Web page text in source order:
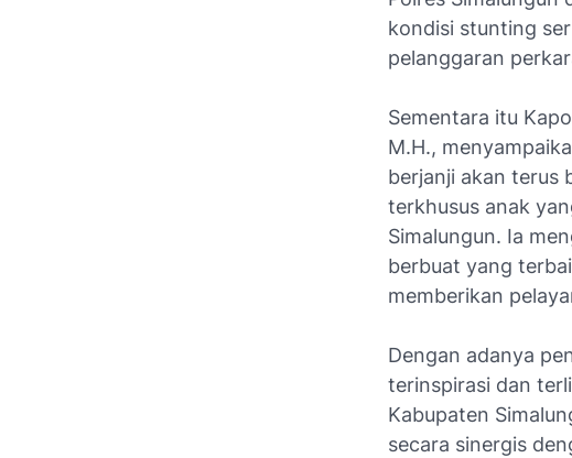
kondisi stunting
pelanggaran
Sementara itu
M.H.,
berjanji akan terus
terkhusus anak
Simalungun. Ia
berbuat yang
memberikan
Dengan adanya
terinspirasi dan
Kabupaten
secara sinergis